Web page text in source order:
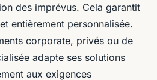
des imprévus. Cela garantit
entièrement personnalisée.
corporate, privés ou de
adapte ses solutions
aux exigences